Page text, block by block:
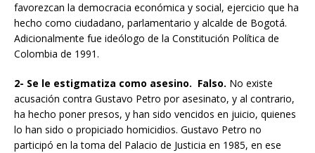
favorezcan la democracia económica y social, ejercicio que ha
hecho como ciudadano, parlamentario y alcalde de Bogotá.
Adicionalmente fue ideólogo de la Constitución Política de
Colombia de 1991.
2- Se le estigmatiza como asesino. Falso. No existe
acusación contra Gustavo Petro por asesinato, y al contrario,
ha hecho poner presos, y han sido vencidos en juicio, quienes
lo han sido o propiciado homicidios. Gustavo Petro no
participó en la toma del Palacio de Justicia en 1985, en ese